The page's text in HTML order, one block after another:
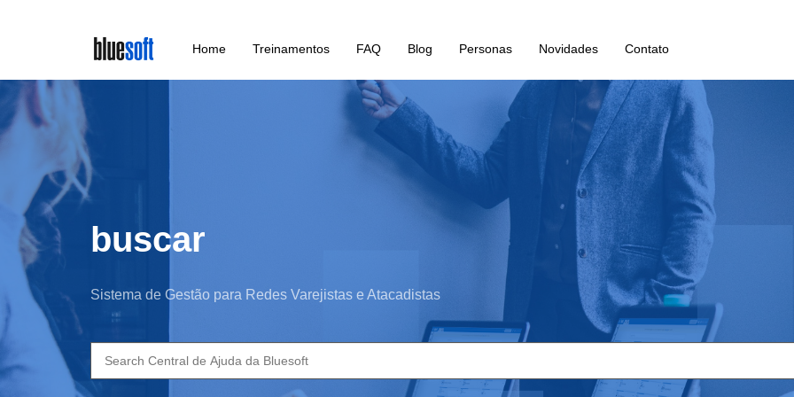
main
content
Home Treinamentos FAQ Blog Personas Novidades Contato
buscar
Sistema de Gestão para Redes Varejistas e Atacadistas
Search
for: